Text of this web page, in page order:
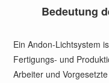
Bedeutung
Ein Andon-Lichtsystem
Fertigungs- und
Arbeiter und